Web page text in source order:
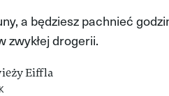
a będziesz pachnieć
zwykłej drogerii.